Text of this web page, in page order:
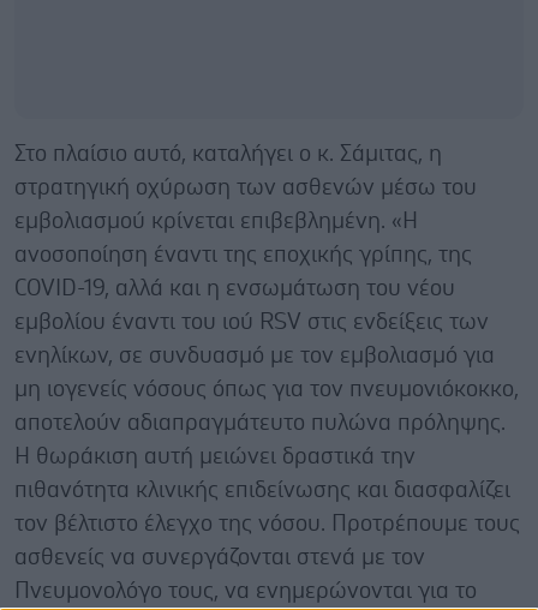
Στο πλαίσιο αυτό, καταλήγει ο κ. Σάμιτας, η
στρατηγική οχύρωση των ασθενών μέσω του
εμβολιασμού κρίνεται επιβεβλημένη. «Η
ανοσοποίηση έναντι της εποχικής γρίπης, της
COVID-19, αλλά και η ενσωμάτωση του νέου
εμβολίου έναντι του ιού RSV στις ενδείξεις των
ενηλίκων, σε συνδυασμό με τον εμβολιασμό για
μη ιογενείς νόσους όπως για τον πνευμονιόκοκκο,
αποτελούν αδιαπραγμάτευτο πυλώνα πρόληψης.
Η θωράκιση αυτή μειώνει δραστικά την
πιθανότητα κλινικής επιδείνωσης και διασφαλίζει
τον βέλτιστο έλεγχο της νόσου. Προτρέπουμε τους
ασθενείς να συνεργάζονται στενά με τον
Πνευμονολόγο τους, να ενημερώνονται για το